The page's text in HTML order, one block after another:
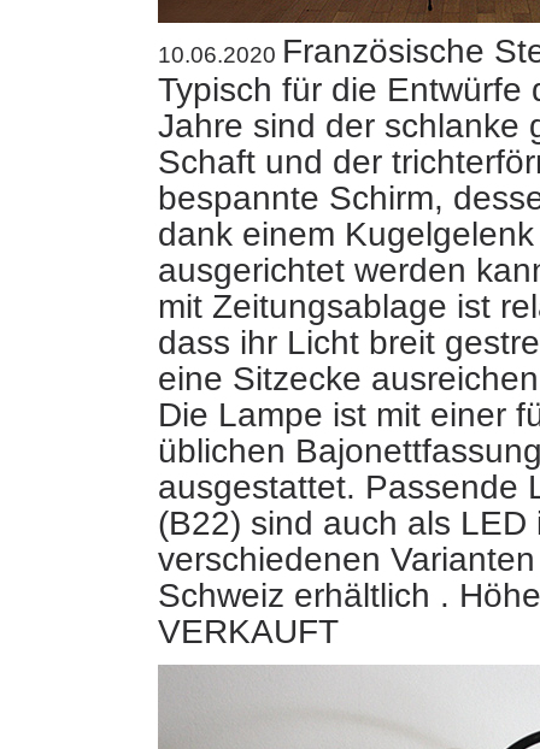
10.06.2020 Französische
Typisch für die Entwürfe
Jahre sind der schlanke
Schaft und der
bespannte Schirm,
dank einem
ausgerichtet werden
mit Zeitungsablage ist
dass ihr Licht breit
eine Sitzecke
Die Lampe ist mit einer
üblichen
ausgestattet. Passende
(B22) sind auch als LED
verschiedenen
Schweiz erhältlich .
VERKAUFT